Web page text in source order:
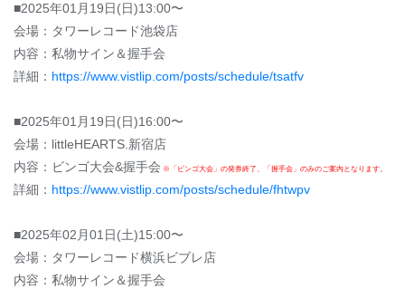
■2025年01月19日(日)13:00〜
会場：タワーレコード池袋店
内容：私物サイン＆握手会
詳細： https://www.vistlip.com/posts/schedule/tsatfv
■2025年01月19日(日)16:00〜
会場：littleHEARTS.新宿店
内容：ビンゴ大会&握手会 ※「ビンゴ大会」の発券終了、「握手会」のみのご案内となります。
詳細： https://www.vistlip.com/posts/schedule/fhtwpv
■2025年02月01日(土)15:00〜
会場：タワーレコード横浜ビブレ店
内容：私物サイン＆握手会